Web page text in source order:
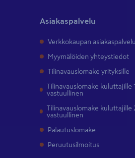
Asiakaspalvelu
Verkkokaupan asiakaspalvelu
Myymälöiden yhteystiedot
Tilinavauslomake yrityksille
Tilinavauslomake kuluttajille
vastuullinen
Tilinavauslomake kuluttajille
vastuullinen
Palautuslomake
Peruutusilmoitus